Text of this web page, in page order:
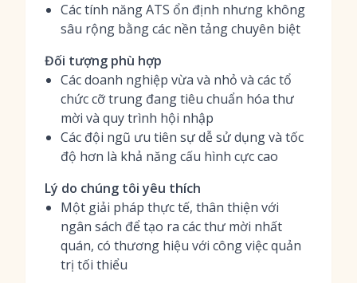
Các tính năng ATS ổn định nhưng không
sâu rộng bằng các nền tảng chuyên biệt
Đối tượng phù hợp
Các doanh nghiệp vừa và nhỏ và các tổ
chức cỡ trung đang tiêu chuẩn hóa thư
mời và quy trình hội nhập
Các đội ngũ ưu tiên sự dễ sử dụng và tốc
độ hơn là khả năng cấu hình cực cao
Lý do chúng tôi yêu thích
Một giải pháp thực tế, thân thiện với
ngân sách để tạo ra các thư mời nhất
quán, có thương hiệu với công việc quản
trị tối thiểu